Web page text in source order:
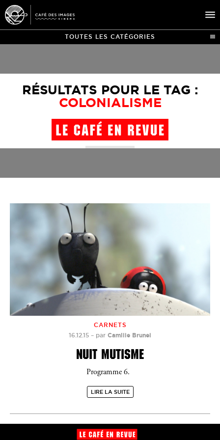
ÉVÉNEMENTS
CAFÉ DU CINÉ
ÉDUCATION AUX IMAGES
TOUTES LES CATÉGORIES
RÉSULTATS POUR LE TAG :
COLONIALISME
CARNETS
16.12.15 – par Camille Brunel
NUIT MUTISME
Programme 6.
LIRE LA SUITE